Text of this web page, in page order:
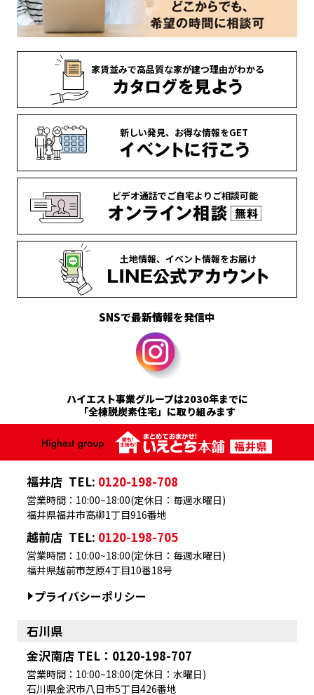
家賃並みで高品質な家が建つ理由がわかる
新しい発見、 お得な情報をGET
ビデオ通話でご自宅より ご相談可能
土地情報、 イベント情報をお届け
SNSで最新情報を発信中
ハイエスト事業グループは2030年までに
「全棟脱炭素住宅」に取り組みます
福井店 TEL: 0120-198-708
福井県福井市高柳1丁目916番地
営業時間：10:00~18:00(定休日：毎週水曜日)
越前店 TEL: 0120-198-705
福井県越前市芝原4丁目10番18号
営業時間：10:00~18:00(定休日：毎週水曜日)
プライバシーポリシー
石川県
金沢南店 TEL：0120-198-707
営業時間：10:00~18:00(定休日：水曜日)
石川県金沢市八日市5丁目426番地